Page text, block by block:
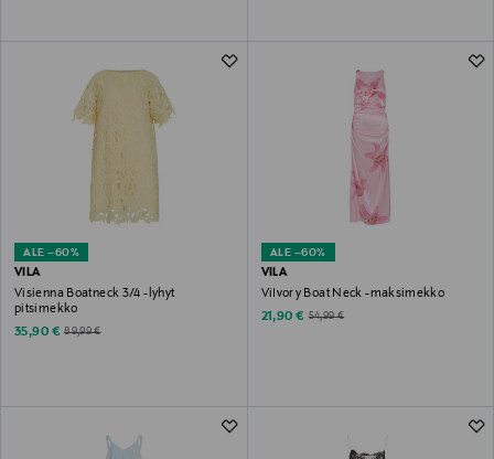
ALE –60%
VILA
Visienna Boatneck 3/4 -lyhyt
pitsimekko
Discounted Price
35,90 € Original Price
89,99 €
ALE –60%
VILA
ViIvory Boat Neck -maksimekko
Discounted Price
21,90 € Original Price
54,99 €